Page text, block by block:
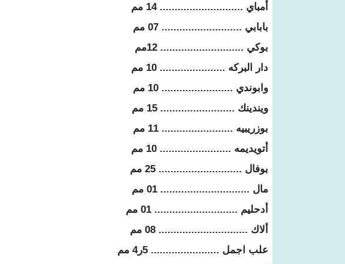
أمباي ............................ 14 مم
بابابي ........................... 07 مم
بوكي ............................ 12مم
دار البركه ...................... 10 مم
وابوندي ........................ 10 مم
ويندينك ......................... 15 مم
بوزريبيه ........................ 11 مم
أتويديمه ........................ 10 مم
بوفال ............................ 25 مم
مال .............................. 01 مم
أدحليم ............................ 01 مم
ألاك .............................. 08 مم
علب اجمل ....................... 5ر4 مم